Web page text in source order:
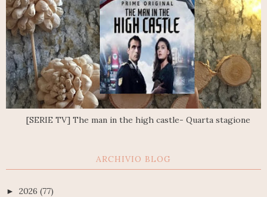
[SERIE TV] The man in the high castle- Quarta stagione
ARCHIVIO BLOG
► 2026 (77)